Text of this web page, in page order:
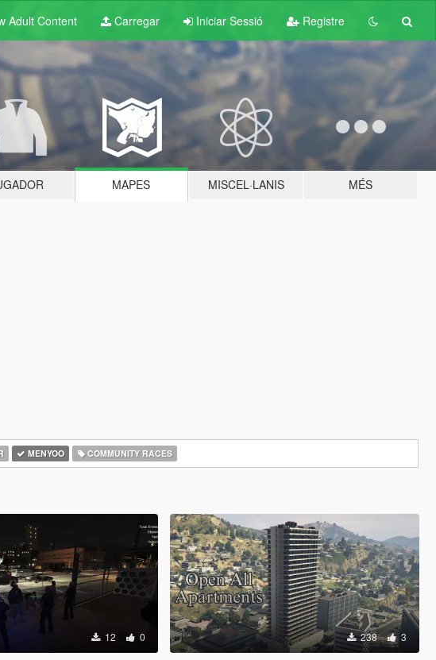
AdultContent Carregar Iniciar Sessió Registre
MAPES MISCEL·LANIS MÉS
MENYOO COMMUNITY RACES
12 0 238 3